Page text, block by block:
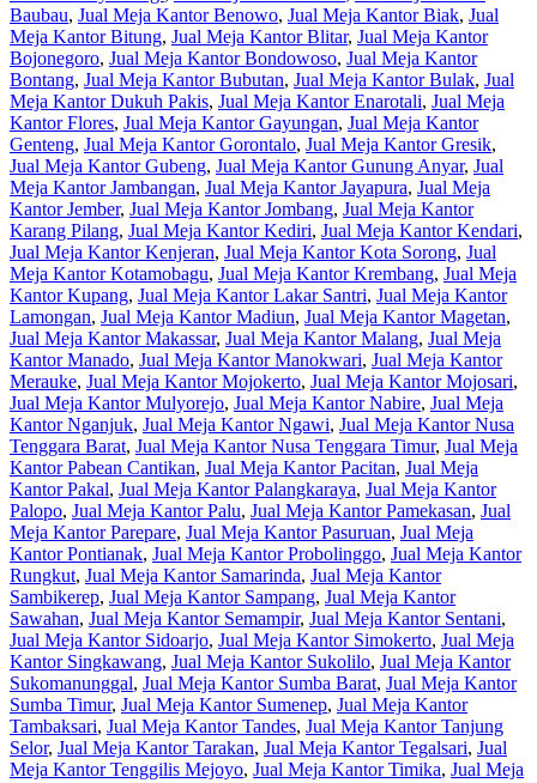
Baubau, Jual Meja Kantor Benowo, Jual Meja Kantor Biak, Jual
Meja Kantor Bitung, Jual Meja Kantor Blitar, Jual Meja Kantor
Bojonegoro, Jual Meja Kantor Bondowoso, Jual Meja Kantor
Bontang, Jual Meja Kantor Bubutan, Jual Meja Kantor Bulak, Jual
Meja Kantor Dukuh Pakis, Jual Meja Kantor Enarotali, Jual Meja
Kantor Flores, Jual Meja Kantor Gayungan, Jual Meja Kantor
Genteng, Jual Meja Kantor Gorontalo, Jual Meja Kantor Gresik,
Jual Meja Kantor Gubeng, Jual Meja Kantor Gunung Anyar, Jual
Meja Kantor Jambangan, Jual Meja Kantor Jayapura, Jual Meja
Kantor Jember, Jual Meja Kantor Jombang, Jual Meja Kantor
Karang Pilang, Jual Meja Kantor Kediri, Jual Meja Kantor Kendari,
Jual Meja Kantor Kenjeran, Jual Meja Kantor Kota Sorong, Jual
Meja Kantor Kotamobagu, Jual Meja Kantor Krembang, Jual Meja
Kantor Kupang, Jual Meja Kantor Lakar Santri, Jual Meja Kantor
Lamongan, Jual Meja Kantor Madiun, Jual Meja Kantor Magetan,
Jual Meja Kantor Makassar, Jual Meja Kantor Malang, Jual Meja
Kantor Manado, Jual Meja Kantor Manokwari, Jual Meja Kantor
Merauke, Jual Meja Kantor Mojokerto, Jual Meja Kantor Mojosari,
Jual Meja Kantor Mulyorejo, Jual Meja Kantor Nabire, Jual Meja
Kantor Nganjuk, Jual Meja Kantor Ngawi, Jual Meja Kantor Nusa
Tenggara Barat, Jual Meja Kantor Nusa Tenggara Timur, Jual Meja
Kantor Pabean Cantikan, Jual Meja Kantor Pacitan, Jual Meja
Kantor Pakal, Jual Meja Kantor Palangkaraya, Jual Meja Kantor
Palopo, Jual Meja Kantor Palu, Jual Meja Kantor Pamekasan, Jual
Meja Kantor Parepare, Jual Meja Kantor Pasuruan, Jual Meja
Kantor Pontianak, Jual Meja Kantor Probolinggo, Jual Meja Kantor
Rungkut, Jual Meja Kantor Samarinda, Jual Meja Kantor
Sambikerep, Jual Meja Kantor Sampang, Jual Meja Kantor
Sawahan, Jual Meja Kantor Semampir, Jual Meja Kantor Sentani,
Jual Meja Kantor Sidoarjo, Jual Meja Kantor Simokerto, Jual Meja
Kantor Singkawang, Jual Meja Kantor Sukolilo, Jual Meja Kantor
Sukomanunggal, Jual Meja Kantor Sumba Barat, Jual Meja Kantor
Sumba Timur, Jual Meja Kantor Sumenep, Jual Meja Kantor
Tambaksari, Jual Meja Kantor Tandes, Jual Meja Kantor Tanjung
Selor, Jual Meja Kantor Tarakan, Jual Meja Kantor Tegalsari, Jual
Meja Kantor Tenggilis Mejoyo, Jual Meja Kantor Timika, Jual Meja